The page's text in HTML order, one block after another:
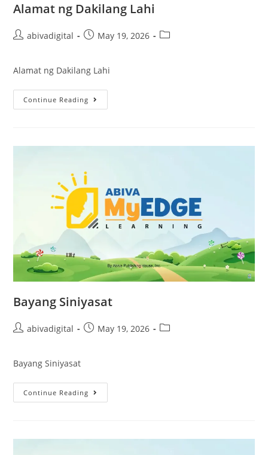
Alamat ng Dakilang Lahi
abivadigital May 19, 2026
Alamat ng Dakilang Lahi
Continue Reading
Bayang Siniyasat
abivadigital May 19, 2026
Bayang Siniyasat
Continue Reading